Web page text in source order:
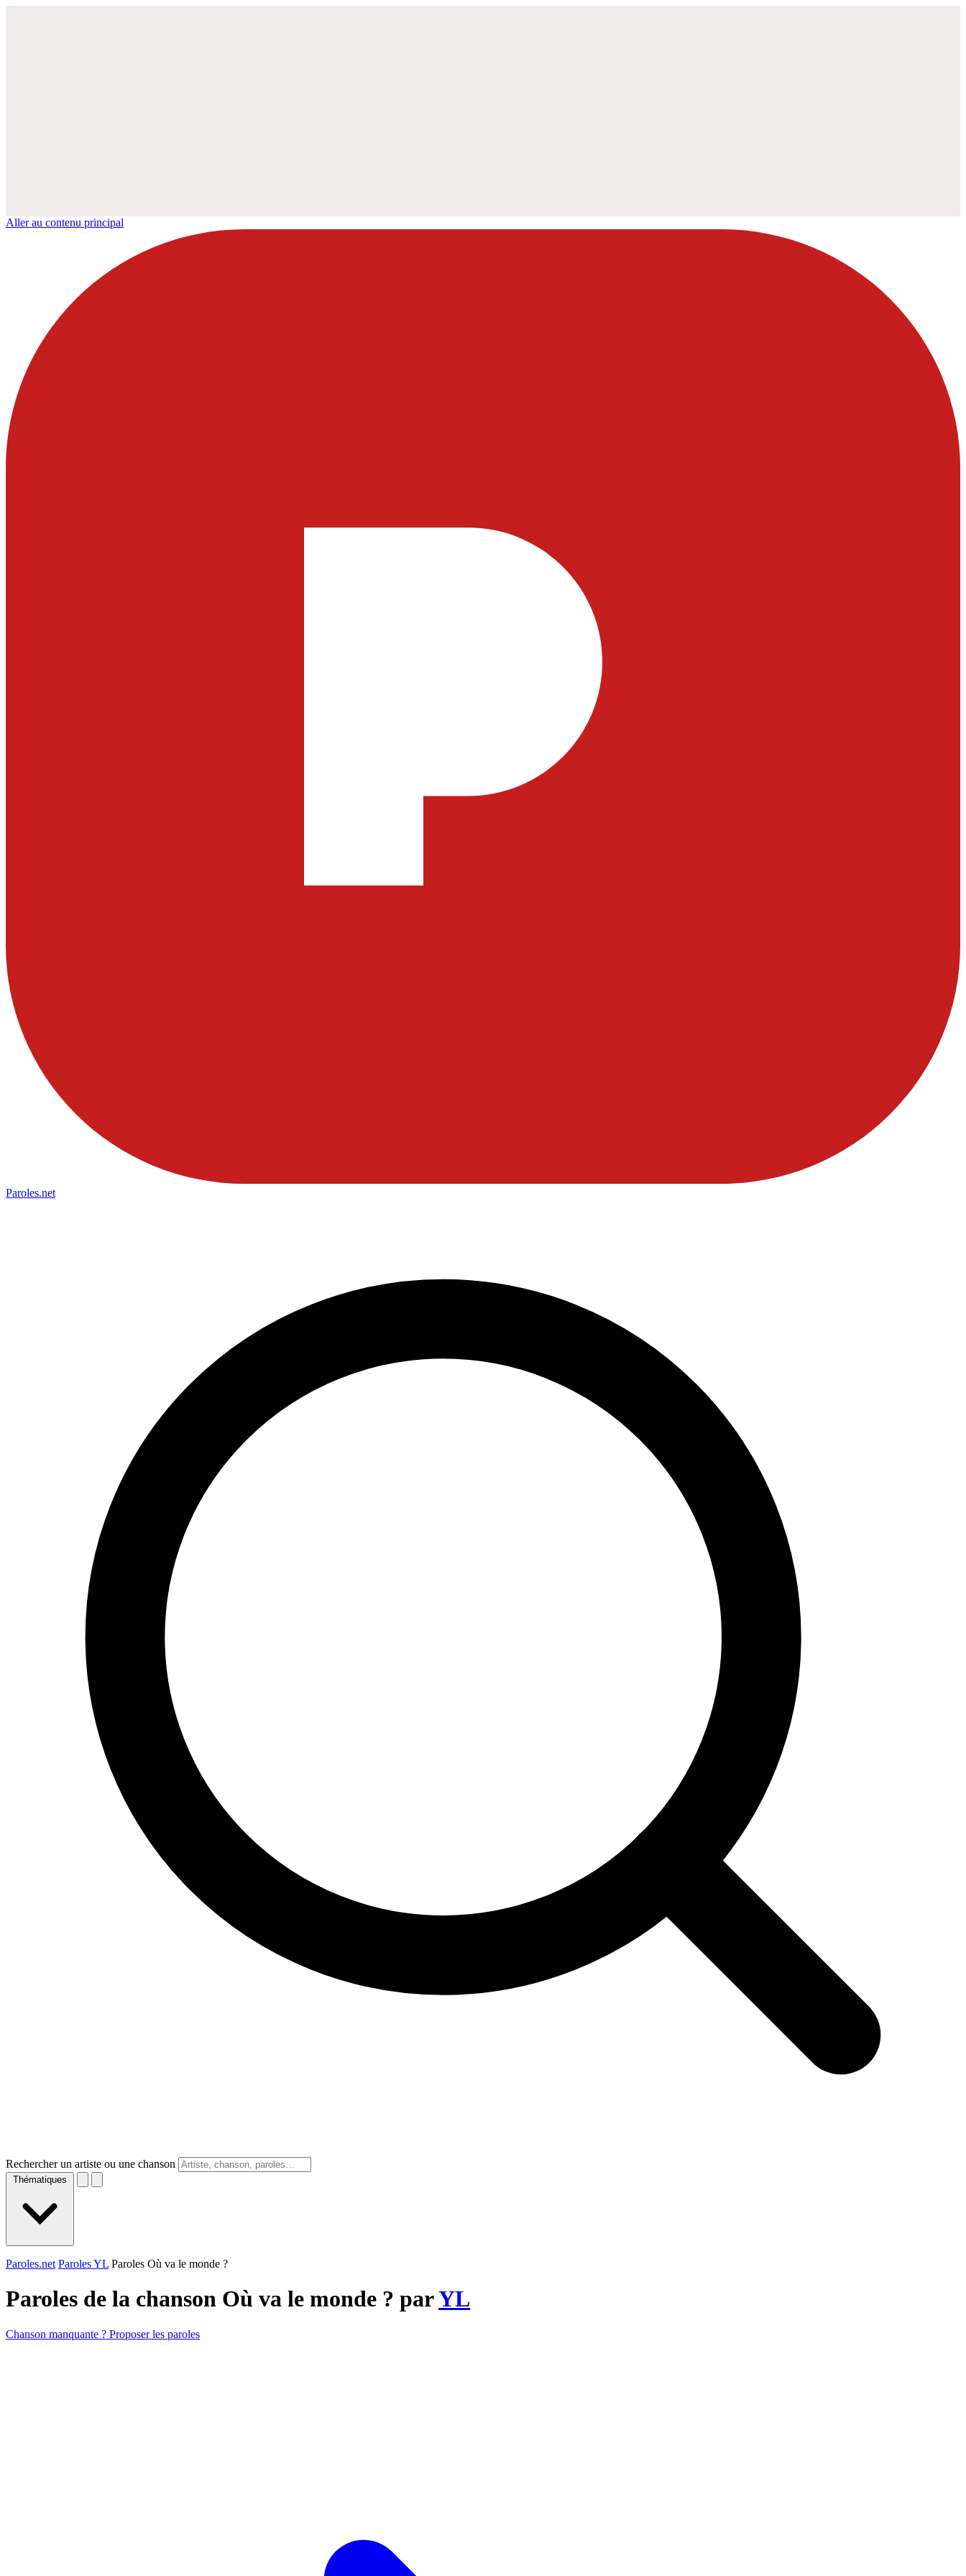
Aller au contenu principal
Paroles.net
Rechercher un artiste ou une chanson
Thématiques
Paroles.net Paroles YL Paroles Où va le monde ?
Paroles de la chanson Où va le monde ? parYL
Chanson manquante ? Proposer les paroles